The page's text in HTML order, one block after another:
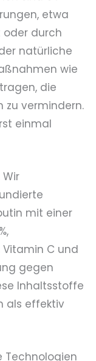
etwa
durch
natürliche
wie
die
zu vermindern.
einmal
mit einer
Vitamin C und
gegen
Inhaltsstoffe
als effektiv
Technologien